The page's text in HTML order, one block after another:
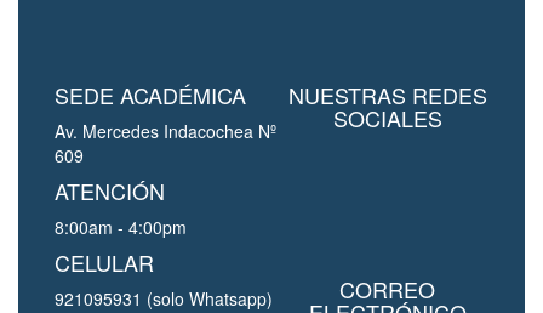
SEDE ACADÉMICA
Av. Mercedes Indacochea Nº
609
ATENCIÓN
8:00am - 4:00pm
CELULAR
921095931 (solo Whatsapp)
NUESTRAS REDES
SOCIALES
CORREO